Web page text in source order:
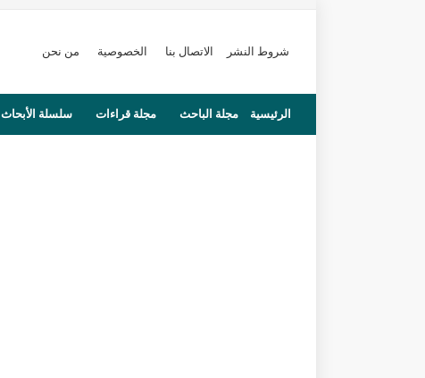
شروط النشر الاتصال بنا الخصوصية من نحن
الرئيسية مجلة الباحث مجلة قراءات سلسلة الأبحاث